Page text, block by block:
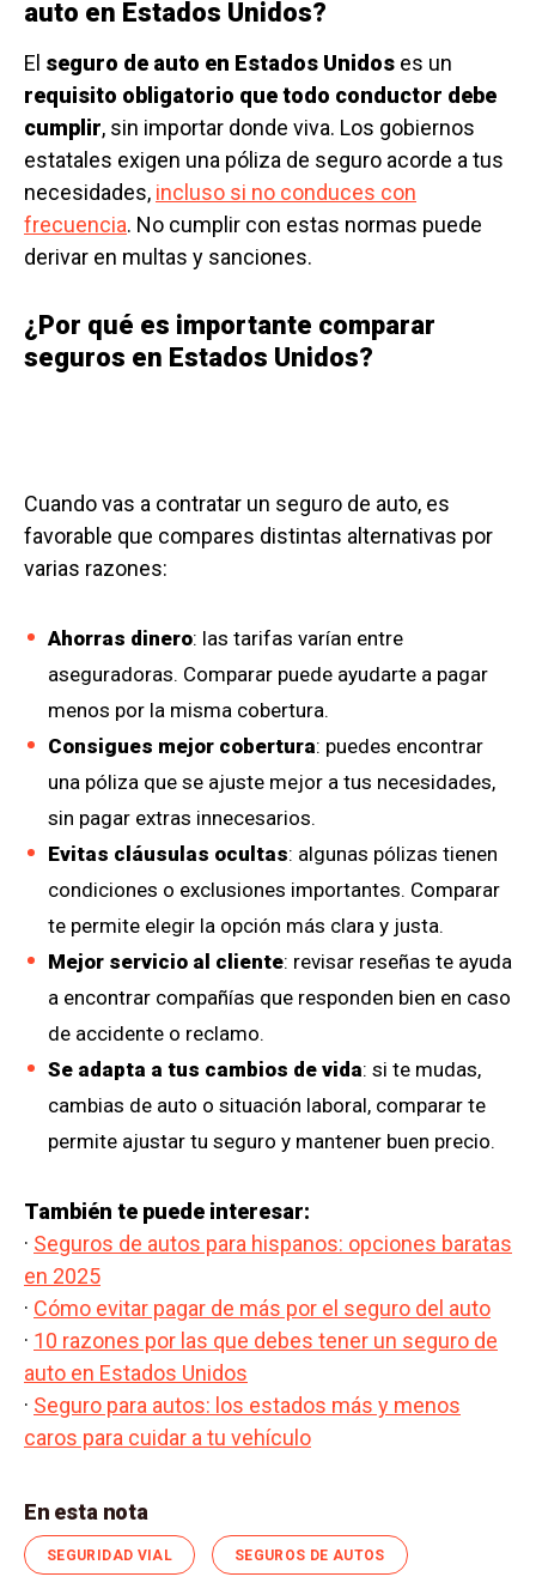
auto en Estados Unidos?
El seguro de auto en Estados Unidos es un
requisito obligatorio que todo conductor debe
cumplir, sin importar donde viva. Los gobiernos
estatales exigen una póliza de seguro acorde a tus
necesidades, incluso si no conduces con
frecuencia. No cumplir con estas normas puede
derivar en multas y sanciones.
¿Por qué es importante comparar
seguros en Estados Unidos?
Cuando vas a contratar un seguro de auto, es
favorable que compares distintas alternativas por
varias razones:
Ahorras dinero: las tarifas varían entre
aseguradoras. Comparar puede ayudarte a pagar
menos por la misma cobertura.
Consigues mejor cobertura: puedes encontrar
una póliza que se ajuste mejor a tus necesidades,
sin pagar extras innecesarios.
Evitas cláusulas ocultas: algunas pólizas tienen
condiciones o exclusiones importantes. Comparar
te permite elegir la opción más clara y justa.
Mejor servicio al cliente: revisar reseñas te ayuda
a encontrar compañías que responden bien en caso
de accidente o reclamo.
Se adapta a tus cambios de vida: si te mudas,
cambias de auto o situación laboral, comparar te
permite ajustar tu seguro y mantener buen precio.
También te puede interesar:
· Seguros de autos para hispanos: opciones baratas
en 2025
· Cómo evitar pagar de más por el seguro del auto
· 10 razones por las que debes tener un seguro de
auto en Estados Unidos
· Seguro para autos: los estados más y menos
caros para cuidar a tu vehículo
En esta nota
SEGURIDAD VIAL SEGUROS DE AUTOS